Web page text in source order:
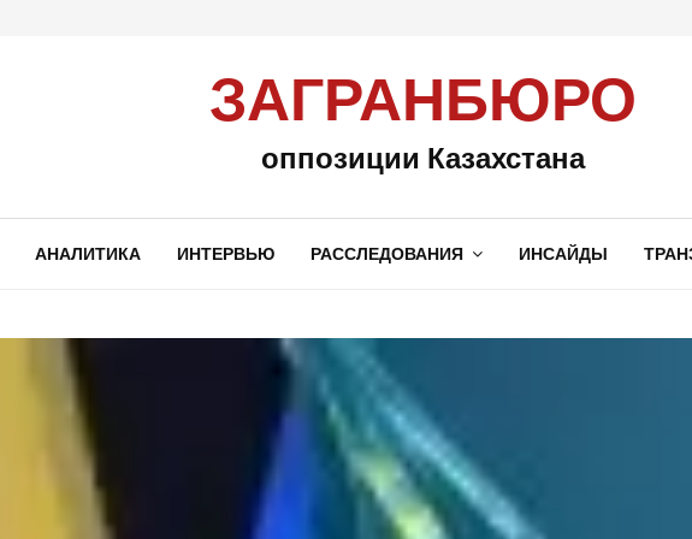
ЗАГРАНБЮРО
оппозиции Казахстана
АНАЛИТИКА ИНТЕРВЬЮ РАССЛЕДОВАНИЯ ИНСАЙДЫ